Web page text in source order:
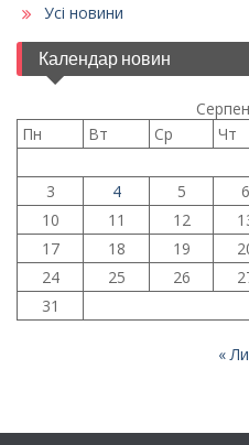
Усі новини
Календар новин
Пн
Вт Ср Чт
3
4 5 6
10
11 12
17
18 19
24
25 26
31
«